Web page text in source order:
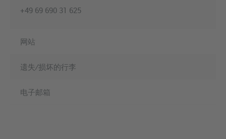
+49 69 690 31 625
网站
遗失/损坏的行李
电子邮箱